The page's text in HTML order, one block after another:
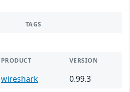
TAGS
PRODUCT VERSION
wireshark 0.99.3